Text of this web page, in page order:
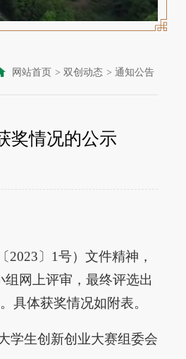
网站首页 > 双创动态 > 通知公告
奖情况的公示
〕1号）文件精神，
网上评审，最终评选出
具体获奖情况如附表。
学生创新创业大赛组委会